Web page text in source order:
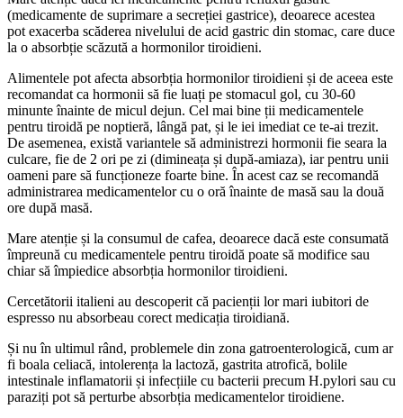
(medicamente de suprimare a secreției gastrice), deoarece acestea
pot exacerba scăderea nivelului de acid gastric din stomac, care duce
la o absorbție scăzută a hormonilor tiroidieni.
Alimentele pot afecta absorbția hormonilor tiroidieni și de aceea este
recomandat ca hormonii să fie luați pe stomacul gol, cu 30-60
minunte înainte de micul dejun. Cel mai bine ții medicamentele
pentru tiroidă pe noptieră, lângă pat, și le iei imediat ce te-ai trezit.
De asemenea, există variantele să administrezi hormonii fie seara la
culcare, fie de 2 ori pe zi (dimineața și după-amiaza), iar pentru unii
oameni pare să funcționeze foarte bine. În acest caz se recomandă
administrarea medicamentelor cu o oră înainte de masă sau la două
ore după masă.
Mare atenție și la consumul de cafea, deoarece dacă este consumată
împreună cu medicamentele pentru tiroidă poate să modifice sau
chiar să împiedice absorbția hormonilor tiroidieni.
Cercetătorii italieni au descoperit că pacienții lor mari iubitori de
espresso nu absorbeau corect medicația tiroidiană.
Și nu în ultimul rând, problemele din zona gatroenterologică, cum ar
fi boala celiacă, intolerența la lactoză, gastrita atrofică, bolile
intestinale inflamatorii și infecțiile cu bacterii precum H.pylori sau cu
paraziți pot să perturbe absorbția medicamentelor tiroidiene.